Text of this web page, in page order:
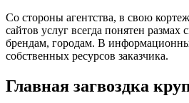
Со стороны агентства, в свою
сайтов услуг всегда понятен
брендам, городам. В
собственных ресурсов заказчика.
Главная загвоздка